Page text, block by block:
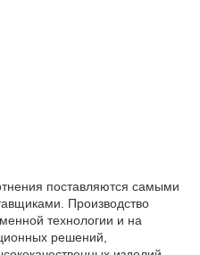
поставляются самыми
Производство
технологии и на
решений,